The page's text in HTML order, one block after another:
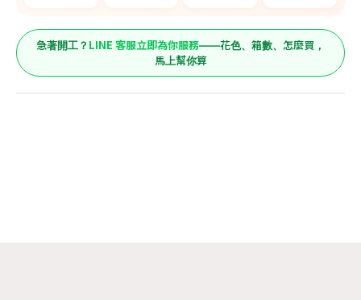
急著開工？ LINE 客服立即為你服務——花色、箱數、怎麼買，
馬上幫你算